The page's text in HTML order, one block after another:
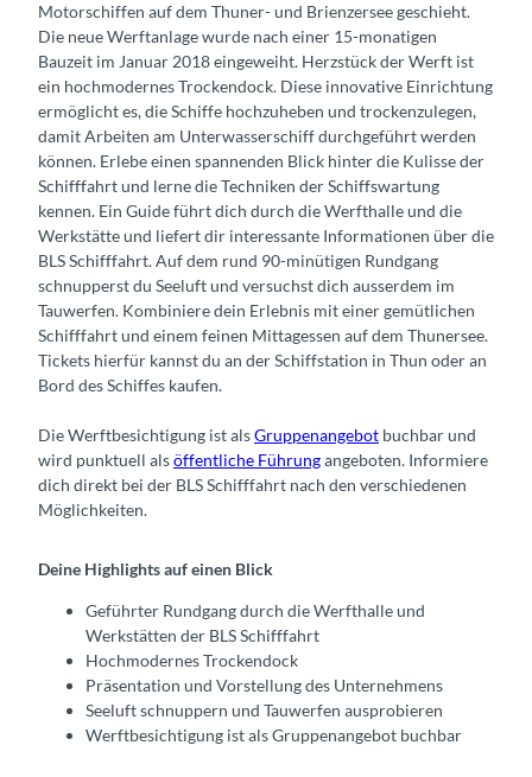
Motorschiffen auf dem Thuner- und Brienzersee geschieht.
Die neue Werftanlage wurde nach einer 15-monatigen
Bauzeit im Januar 2018 eingeweiht. Herzstück der Werft ist
ein hochmodernes Trockendock. Diese innovative Einrichtung
ermöglicht es, die Schiffe hochzuheben und trockenzulegen,
damit Arbeiten am Unterwasserschiff durchgeführt werden
können. Erlebe einen spannenden Blick hinter die Kulisse der
Schifffahrt und lerne die Techniken der Schiffswartung
kennen. Ein Guide führt dich durch die Werfthalle und die
Werkstätte und liefert dir interessante Informationen über die
BLS Schifffahrt. Auf dem rund 90-minütigen Rundgang
schnupperst du Seeluft und versuchst dich ausserdem im
Tauwerfen. Kombiniere dein Erlebnis mit einer gemütlichen
Schifffahrt und einem feinen Mittagessen auf dem Thunersee.
Tickets hierfür kannst du an der Schiffstation in Thun oder an
Bord des Schiffes kaufen.
Die Werftbesichtigung ist alsGruppenangebot buchbar und
wird punktuell alsöffentliche Führungangeboten. Informiere
dich direkt bei der BLS Schifffahrt nach den verschiedenen
Möglichkeiten.
Deine Highlights auf einen Blick
Geführter Rundgang durch die Werfthalle und
Werkstätten der BLS Schifffahrt
Hochmodernes Trockendock
Präsentation und Vorstellung des Unternehmens
Seeluft schnuppern und Tauwerfen ausprobieren
Werftbesichtigung ist als Gruppenangebot buchbar